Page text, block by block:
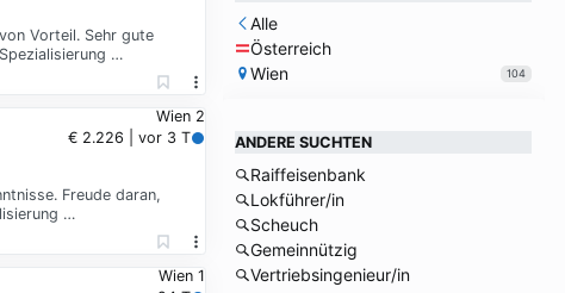
Vorteil. Sehr gute
…
Wien 2
€ 2.226 | vor 3 T
Freude daran,
…
Wien 1
Alle
Österreich
Wien
104
ANDERE SUCHTEN
Raiffeisenbank
Lokführer/in
Scheuch
Gemeinnützig
Vertriebsingenieur/in